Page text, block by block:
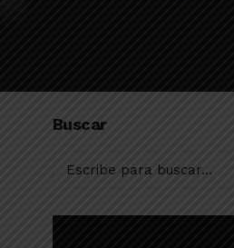
Buscar